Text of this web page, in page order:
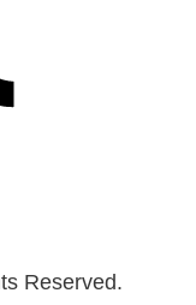
Reserved.